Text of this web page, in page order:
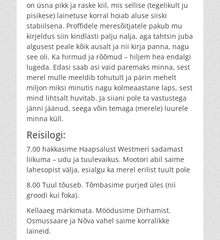
on üsna pikk ja raske kiil, mis sellise (tegelikult ju
pisikese) lainetuse korral hoiab aluse siiski
stabiilsena. Proffidele meresõitjatele pakub mu
kirjeldus siin kindlasti palju nalja, aga tahtsin juba
algusest peale kõik ausalt ja nii kirja panna, nagu
see oli. Ka hirmud ja rõõmud – hiljem hea endalgi
lugeda. Edasi saab asi vaid paremaks minna, sest
merel mulle meeldib tohutult ja pärin mehelt
miljon miksi minutis nagu kolmeaastane laps, sest
mind lihtsalt huvitab. Ja siiani pole ta vastustega
jänni jäänud, seega võin temaga (merele) luurele
minna küll.
Reisilogi:
7.00 hakkasime Haapsalust Westmeri sadamast
liikuma – udu ja tuulevaikus. Mootori abil saime
lahesopist välja, esialgu ka merel erilist tuult pole
8.00 Tuul tõuseb. Tõmbasime purjed üles (nii
groodi kui foka).
Kellaaeg märkimata. Möödusime Dirhamist.
Osmussaare ja Nõva vahel saime korralikke
laineid.